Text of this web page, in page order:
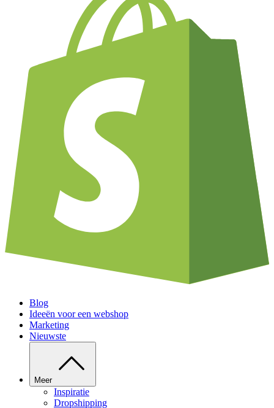
Blog
Ideeën voor een webshop
Marketing
Nieuwste
Meer
Inspiratie
Dropshipping